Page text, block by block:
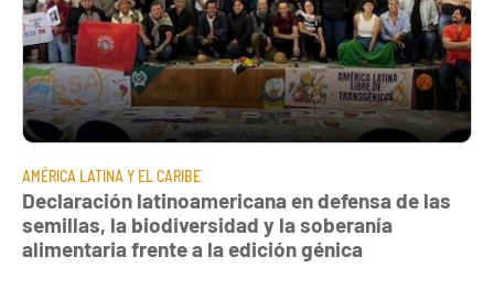
AMÉRICA LATINA Y EL CARIBE
Declaración latinoamericana en defensa de las
semillas, la biodiversidad y la soberanía
alimentaria frente a la edición génica